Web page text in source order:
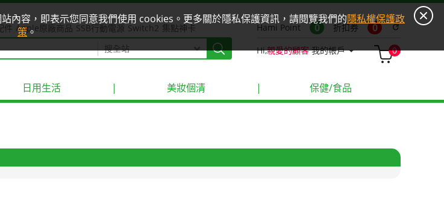
內容，即表示您同意我們使用 cookies。更多關於隱私保護資訊，請閱覽我們的隱私權保護政
策。
件 Apple原廠商品 SSB行動電源 Switch2 集點神卡 Hami Point 0 折扣券 0 refresh
Hi,親愛的顧客 我的帳戶 0
日用生活 | 美妝個清 |
保健/食品